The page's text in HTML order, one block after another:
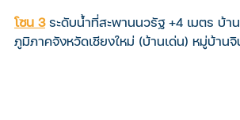
โซน 3 ระดับน้ำที่สะพานนวรัฐ +4 เมตร บ้า
ภูมิภาคจังหวัดเชียงใหม่ (บ้านเด่น) หมู่บ้าน